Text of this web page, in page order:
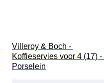
Villeroy & Boch -
Koffieservies voor 4 (17) -
Porselein